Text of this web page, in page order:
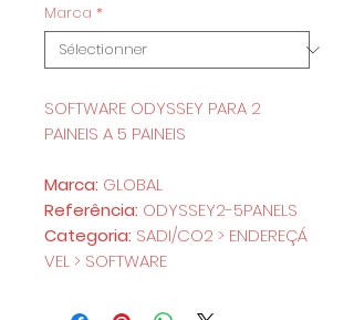
Marca *
SOFTWARE ODYSSEY PARA 2
PAINEIS A 5 PAINEIS
Marca: GLOBAL
Referência: ODYSSEY2-5PANELS
Categoria: SADI/CO2 > ENDEREÇÁ
VEL > SOFTWARE